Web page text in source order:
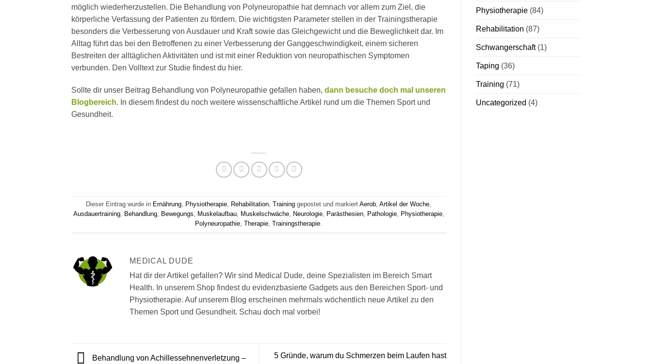
möglich wiederherzustellen. Die Behandlung von Polyneuropathie hat demnach vor allem zum Ziel, die
körperliche Verfassung der Patienten zu fördern. Die wichtigsten Parameter stellen in der Trainingstherapie
besonders die Verbesserung von Ausdauer und Kraft sowie das Gleichgewicht und die Beweglichkeit dar. Im
Alltag führt das bei den Betroffenen zu einer Verbesserung der Ganggeschwindigkeit, einem sicheren
Bestreiten der alltäglichen Aktivitäten und ist mit einer Reduktion von neuropathischen Symptomen
verbunden. Den Volltext zur Studie findest du hier.
Sollte dir unser Beitrag Behandlung von Polyneuropathie gefallen haben, dann besuche doch mal unseren
Blogbereich. In diesem findest du noch weitere wissenschaftliche Artikel rund um die Themen Sport und
Gesundheit.
Dieser Eintrag wurde in Ernährung, Physiotherapie, Rehabilitation,Training gepostet und markiertAerob,Artikel der Woche,
Ausdauertraining, Behandlung, Bewegungs, Muskelaufbau, Muskelschwäche, Neurologie, Parästhesien, Pathologie, Physiotherapie,
Polyneuropathie,Therapie,Trainingstherapie.
MEDICAL DUDE
Hat dir der Artikel gefallen? Wir sind Medical Dude, deine Spezialisten im Bereich Smart
Health. In unserem Shop findest du evidenzbasierte Gadgets aus den Bereichen Sport- und
Physiotherapie. Auf unserem Blog erscheinen mehrmals wöchentlich neue Artikel zu den
Themen Sport und Gesundheit. Schau doch mal vorbei!
Behandlung von Achillessehnenverletzung – 5 Gründe, warum du Schmerzen beim Laufen hast
Physiotherapie(84)
Rehabilitation (87)
Schwangerschaft(1)
Taping (36)
Training (71)
Uncategorized (4)